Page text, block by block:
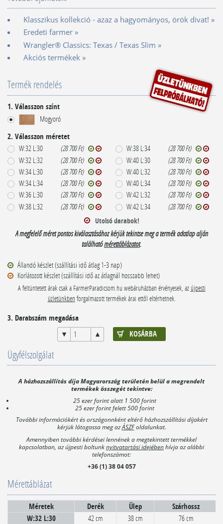
Klasszikus kollekció - azaz a hagyományos, örök divat! »
Eredeti farmer »
Wrangler® Classics: Texas / Texas Slim »
Akciós termékek »
Termék rendelés
1. Válasszon színt
Mogyoró
2. Válasszon méretet
W:32 L:30
(28 700 Ft)
W:32 L:32
(28 700 Ft)
W:34 L:30
(28 700 Ft)
W:34 L:34
(28 700 Ft)
W:36 L:30
(28 700 Ft)
W:38 L:32
(28 700 Ft)
W:38 L:34
(28 700 Ft)
W:40 L:30
(28 700 Ft)
W:40 L:32
(28 700 Ft)
W:40 L:34
(28 700 Ft)
W:42 L:32
(28 700 Ft)
W:42 L:34
(28 700 Ft)
Utolsó darabok!
A megfelelő méret pontos kiválasztásához kérjük tekintse meg a termék adatlap alján
találhatómérettáblázatot.
Állandó készlet (szállítási idő átlag 1-3 nap)
Korlátozott készlet (szállítási idő az átlagnál hosszabb lehet)
A feltüntetett árak csak a FarmerParadicsom.hu webáruházban érvényesek, az újpesti
üzletünkben forgalmazott termékek árai ettől eltérhetnek.
3. Darabszám megadása
Ügyfélszolgálat
A házhozszállítás díja Magyarország területén belül a megrendelt
termékek összegét tekintve:
25 ezer forint alatt 1 500 forint
25 ezer forint felett 500 forint
További információkért és országonnként eltérő házhozszállítási díjakért
kérjük látogassa meg azÁSZFoldalunkat.
Amennyiben további kérdései lennének a megtekintett termékkel
kapcsolatban, az újpesti boltunknyitvatartási idejébenhívja az alábbi
telefonszámot:
+36 (1) 38 04 057
Mérettáblázat
Méretek Derék Ülep
Szárhossz
W:32 L:30
42 cm 38 cm 76 cm